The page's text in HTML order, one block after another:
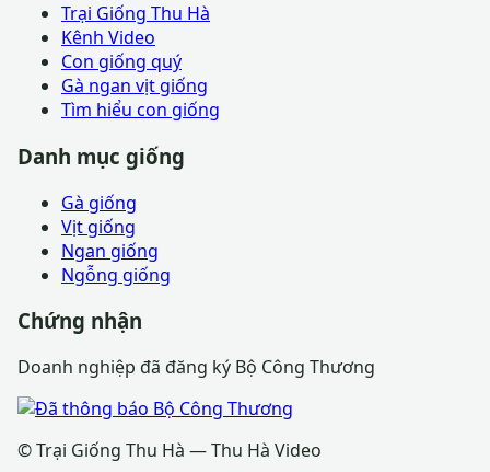
Trại Giống Thu Hà
Kênh Video
Con giống quý
Gà ngan vịt giống
Tìm hiểu con giống
Danh mục giống
Gà giống
Vịt giống
Ngan giống
Ngỗng giống
Chứng nhận
Doanh nghiệp đã đăng ký Bộ Công Thương
© Trại Giống Thu Hà — Thu Hà Video